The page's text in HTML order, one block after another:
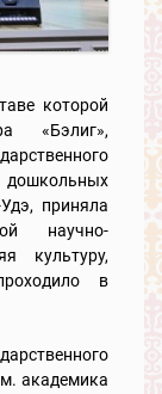
которой
«Бэлиг»,
приняла
научно-
культуру,
в
академика